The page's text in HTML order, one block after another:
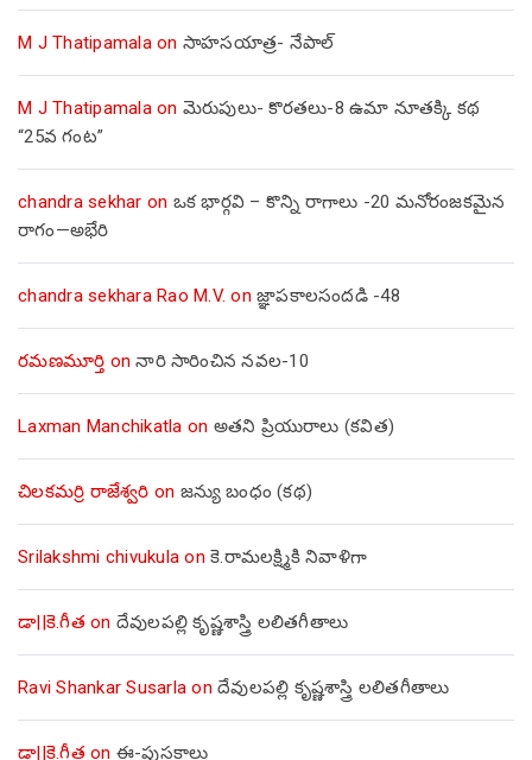
M J Thatipamalaon సాహసయాత్ర- నేపాల్‌
M J Thatipamalaon మెరుపులు- కొరతలు-8 ఉమా నూతక్కి కథ
“25వ గంట”
chandra sekhar on ఒక భార్గవి – కొన్ని రాగాలు -20 మనోరంజకమైన
రాగం—అభేరి
chandra sekhara Rao M.V. on జ్ఞాపకాలసందడి -48
రమణమూర్తి onనారి సారించిన నవల-10
Laxman Manchikatla on అతని ప్రియురాలు (కవిత)
చిలకమర్రి రాజేశ్వరి on జన్యు బంధం (కథ)
Srilakshmi chivukula on కె.రామలక్ష్మికి నివాళిగా
డా||కె.గీత on దేవులపల్లి కృష్ణశాస్త్రి లలితగీతాలు
Ravi Shankar Susarla on దేవులపల్లి కృష్ణశాస్త్రి లలితగీతాలు
డా||కె.గీత on ఈ-పుస్తకాలు